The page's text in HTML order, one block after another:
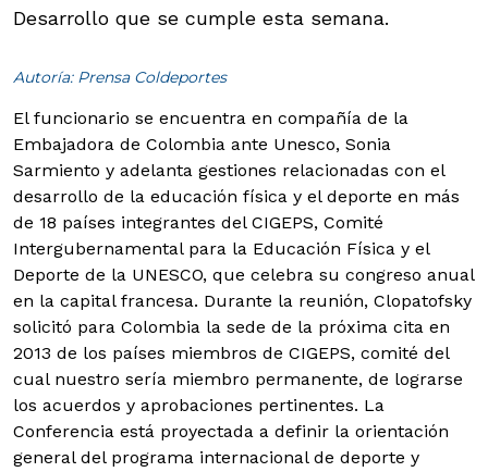
Desarrollo que se cumple esta semana.
Autoría: Prensa Coldeportes
El funcionario se encuentra en compañía de la
Embajadora de Colombia ante Unesco, Sonia
Sarmiento y adelanta gestiones relacionadas con el
desarrollo de la educación física y el deporte en más
de 18 países integrantes del CIGEPS, Comité
Intergubernamental para la Educación Física y el
Deporte de la UNESCO, que celebra su congreso anual
en la capital francesa. Durante la reunión, Clopatofsky
solicitó para Colombia la sede de la próxima cita en
2013 de los países miembros de CIGEPS, comité del
cual nuestro sería miembro permanente, de lograrse
los acuerdos y aprobaciones pertinentes. La
Conferencia está proyectada a definir la orientación
general del programa internacional de deporte y